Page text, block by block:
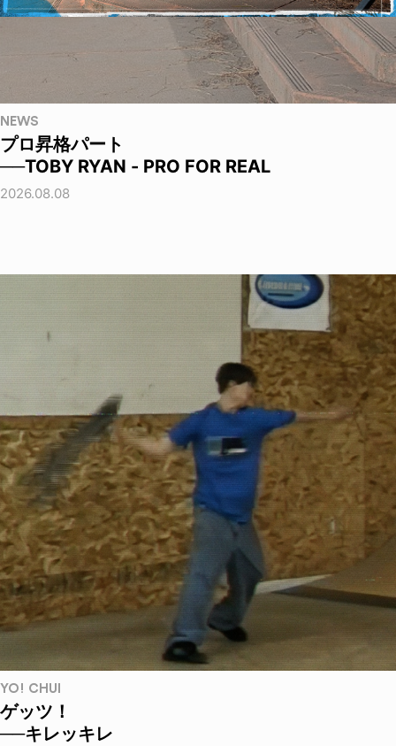
NEWS
プロ昇格パート
──TOBY RYAN - PRO FOR REAL
2026.08.08
YO! CHUI
ゲッツ！
──キレッキレ